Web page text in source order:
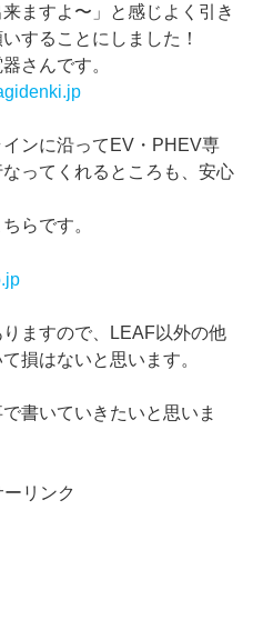
ますよ〜」と感じよく引き
することにしました！
さんです。
ンに沿ってEV・PHEV専
ってくれるところも、安心
らです。
ますので、LEAF以外の他
損はないと思います。
書いていきたいと思いま
リンク